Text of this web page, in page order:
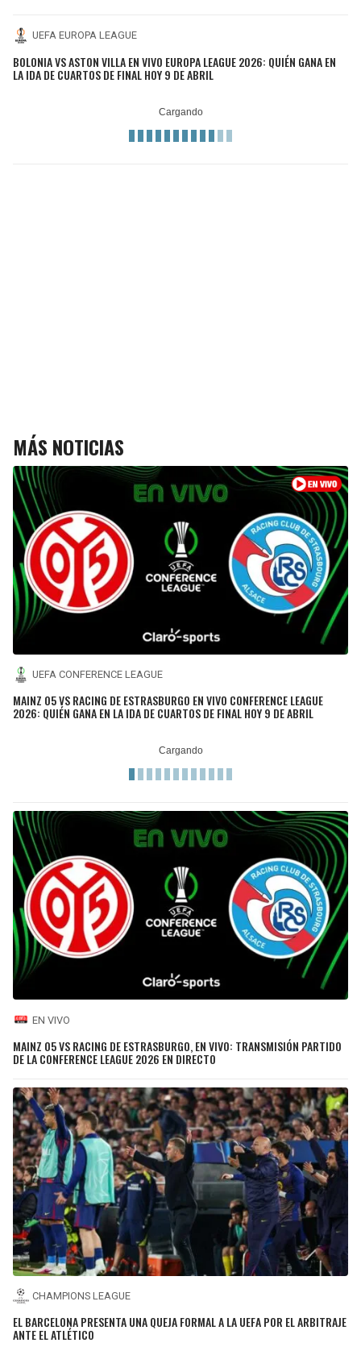
UEFA EUROPA LEAGUE
BOLONIA VS ASTON VILLA EN VIVO EUROPA LEAGUE 2026: QUIÉN GANA EN
LA IDA DE CUARTOS DE FINAL HOY 9 DE ABRIL
MÁS NOTICIAS
UEFA CONFERENCE LEAGUE
MAINZ 05 VS RACING DE ESTRASBURGO EN VIVO CONFERENCE LEAGUE
2026: QUIÉN GANA EN LA IDA DE CUARTOS DE FINAL HOY 9 DE ABRIL
EN VIVO
MAINZ 05 VS RACING DE ESTRASBURGO, EN VIVO: TRANSMISIÓN PARTIDO
DE LA CONFERENCE LEAGUE 2026 EN DIRECTO
CHAMPIONS LEAGUE
EL BARCELONA PRESENTA UNA QUEJA FORMAL A LA UEFA POR EL ARBITRAJE
ANTE EL ATLÉTICO